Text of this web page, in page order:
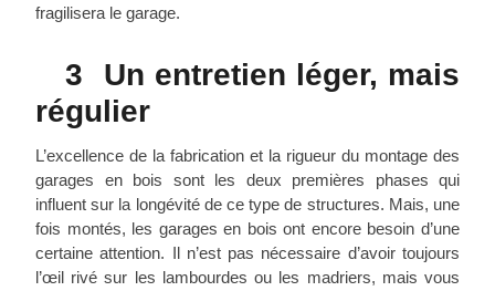
fragilisera le garage.
3 Un entretien léger, mais
régulier
L’excellence de la fabrication et la rigueur du montage des
garages en bois sont les deux premières phases qui
influent sur la longévité de ce type de structures. Mais, une
fois montés, les garages en bois ont encore besoin d’une
certaine attention. Il n’est pas nécessaire d’avoir toujours
l’œil rivé sur les lambourdes ou les madriers, mais vous